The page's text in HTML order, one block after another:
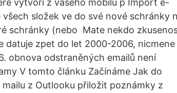
vytvoří z vašeho mobilu p Import e-
složek ve do své nové schránky
schránky (nebo Mate nekdo
datuje zpet do let 2000-2006, nicmene
obnova odstraněných emailů není
V tomto článku Začínáme Jak do
z Outlooku přiložit poznámky z